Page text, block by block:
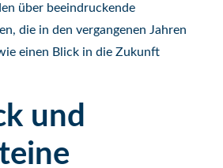
über beeindruckende
die in den vergangenen Jahren
einen Blick in die Zukunft
und